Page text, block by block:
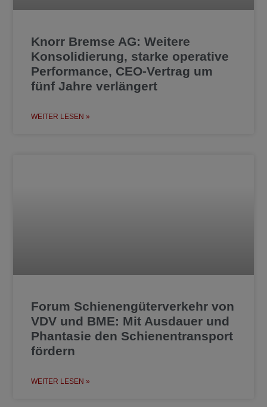
Knorr Bremse AG: Weitere
Konsolidierung, starke operative
Performance, CEO-Vertrag um
fünf Jahre verlängert
WEITER LESEN »
Forum Schienengüterverkehr von
VDV und BME: Mit Ausdauer und
Phantasie den Schienentransport
fördern
WEITER LESEN »